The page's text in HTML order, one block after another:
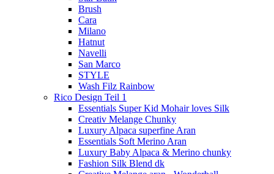
Brush
Cara
Milano
Hatnut
Navelli
San Marco
STYLE
Wash Filz Rainbow
Rico Design Teil 1
Essentials Super Kid Mohair loves Silk
Creativ Melange Chunky
Luxury Alpaca superfine Aran
Essentials Soft Merino Aran
Luxury Baby Alpaca & Merino chunky
Fashion Silk Blend dk